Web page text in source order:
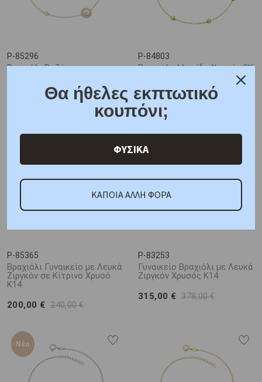
P-85296
Βραχιόλι Ροζέτα με
Ζιργκόν Χρυσός K9
179,00 €
P-84803
Βραχιόλι Αλυσίδα Χρυσός 9Κ
151,00 € 181,00 €
P-85365
Βραχιόλι Γυναικείο με Λευκά
Ζιργκόν σε Κίτρινο Χρυσό
Κ14
200,00 € 240,00 €
P-83253
Γυναικείο Βραχιόλι με Λευκά
Ζιργκόν Χρυσός K14
315,00 € 378,00 €
Νέο
Θα ήθελες εκπτωτικό
κουπόνι;
ΦΥΣΙΚΑ
ΚΑΠΟΙΑ ΑΛΛΗ ΦΟΡΑ